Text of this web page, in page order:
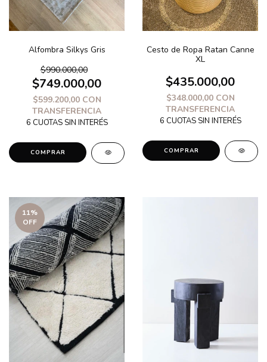
Alfombra Silkys Gris
$990.000,00
$749.000,00
$599.200,00 CON
TRANSFERENCIA
Cesto de Ropa Ratan Canne
XL
$435.000,00
$348.000,00 CON
TRANSFERENCIA
11%
OFF